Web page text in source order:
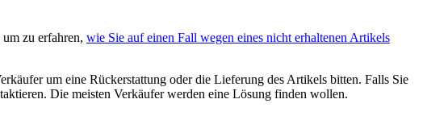
zu erfahren, wie Sie auf einen Fall wegen eines nicht erhaltenen Artikels
um eine Rückerstattung oder die Lieferung des Artikels bitten. Falls Sie
Die meisten Verkäufer werden eine Lösung finden wollen.